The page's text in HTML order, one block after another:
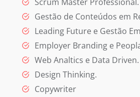
Gestão de Conteúdos em
Leading Future e Gestão
Employer Branding e
Web Analtics e Data Driven.
Design Thinking.
Copywriter